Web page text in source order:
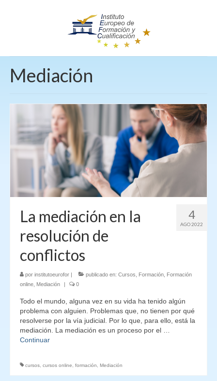
Mediación
4
AGO 2022
La mediación en la
resolución de
conflictos
por institutoeurofor | publicado en: Cursos Formación Formación
online Mediación | 0
Todo el mundo, alguna vez en su vida ha tenido algún
problema con alguien. Problemas que, no tienen por qué
resolverse por la vía judicial. Por lo que, para ello, está la
mediación. La mediación es un proceso por el …
Continuar
cursos cursos online formación Mediación